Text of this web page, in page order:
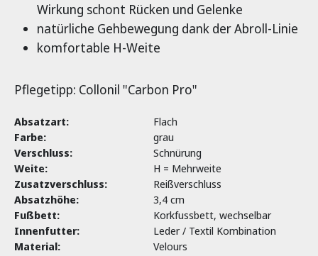
Wirkung schont Rücken und Gelenke
natürliche Gehbewegung dank der Abroll-Linie
komfortable H-Weite
Pflegetipp: Collonil "Carbon Pro"
Absatzart:
Flach
Farbe:
grau
Verschluss:
Schnürung
Weite:
H = Mehrweite
Zusatzverschluss:
Reißverschluss
Absatzhöhe:
3,4 cm
Fußbett:
Korkfussbett, wechselbar
Innenfutter:
Leder / Textil Kombination
Material:
Velours